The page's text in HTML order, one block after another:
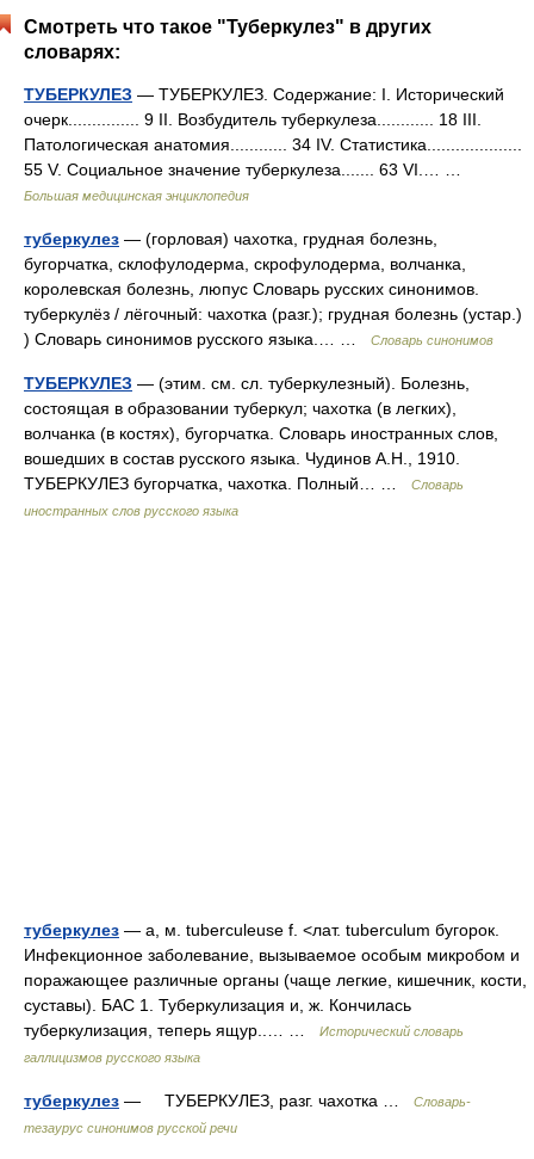
Смотреть что такое "Туберкулез" в других
словарях:
ТУБЕРКУЛЕЗ — ТУБЕРКУЛЕЗ. Содержание: I. Исторический
очерк............... 9 II. Возбудитель туберкулеза............ 18 III.
Патологическая анатомия............ 34 IV. Статистика....................
55 V. Социальное значение туберкулеза....... 63 VІ.… …
Большая медицинская энциклопедия
туберкулез — (горловая) чахотка, грудная болезнь,
бугорчатка, склофулодерма, скрофулодерма, волчанка,
королевская болезнь, люпус Словарь русских синонимов.
туберкулёз / лёгочный: чахотка (разг.); грудная болезнь (устар.)
) Словарь синонимов русского языка.… …
Словарь синонимов
ТУБЕРКУЛЕЗ — (этим. см. сл. туберкулезный). Болезнь,
состоящая в образовании туберкул; чахотка (в легких),
волчанка (в костях), бугорчатка. Словарь иностранных слов,
вошедших в состав русского языка. Чудинов А.Н., 1910.
ТУБЕРКУЛЕЗ бугорчатка, чахотка. Полный… …
Словарь
иностранных слов русского языка
туберкулез — а, м. tuberculeuse f. <лат. tuberculum бугорок.
Инфекционное заболевание, вызываемое особым микробом и
поражающее различные органы (чаще легкие, кишечник, кости,
суставы). БАС 1. Туберкулизация и, ж. Кончилась
туберкулизация, теперь ящур..… …
Исторический словарь
галлицизмов русского языка
туберкулез — ТУБЕРКУЛЕЗ, разг. чахотка …
Словарь-
тезаурус синонимов русской речи